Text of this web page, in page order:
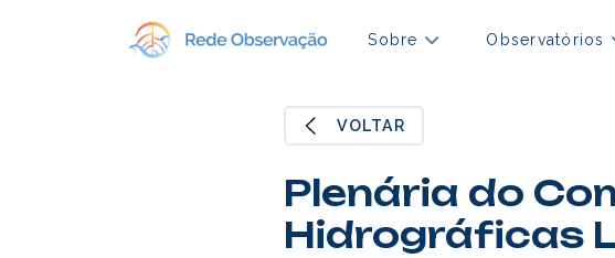
Sobre Observatórios
VOLTAR
Plenária do
Hidrográficas